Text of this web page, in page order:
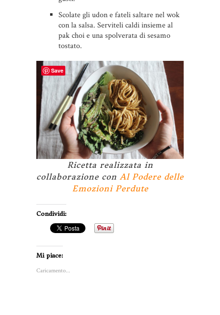
Scolate gli udon e fateli saltare nel wok
con la salsa. Serviteli caldi insieme al
pak choi e una spolverata di sesamo
tostato.
Ricetta realizzata in
collaborazione conAl Podere delle
Emozioni Perdute
Condividi:
Mi piace:
Caricamento...
Save